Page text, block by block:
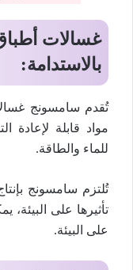
غسالات
بالاستدامة:
تُقدم سامسونج
مواد قابلة لإعادة
للماء والطاقة.
تُلتزم سامسونج
تأثيرها على
على البيئة.